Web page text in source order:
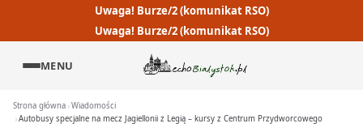
Uwaga! Burze/2 (komunikat RSO)
Uwaga! Burze/2 (komunikat RSO)
MENU
Strona główna Wiadomości
Autobusy specjalne na mecz Jagiellonii z Legią – kursy z Centrum Przydworcowego